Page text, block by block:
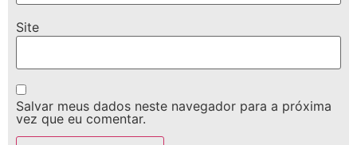
Site
Salvar meus dados neste navegador para a próxima
vez que eu comentar.